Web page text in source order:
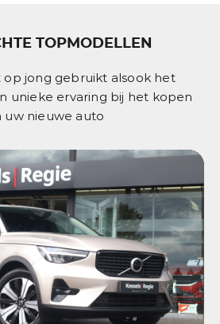
TOPMODELLEN
op jong gebruikt alsook het
unieke ervaring bij het kopen
uw nieuwe auto